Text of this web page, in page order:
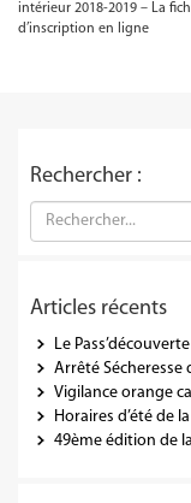
intérieur 2018-2019 – La
d’inscription en ligne
Rechercher :
Articles récents
Le
Arrêté Sécheresse
Vigilance orange
Horaires d’été de
49ème édition de